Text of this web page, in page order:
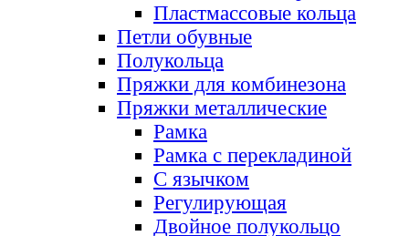
Пластмассовые кольца
Петли обувные
Полукольца
Пряжки для комбинезона
Пряжки металлические
Рамка
Рамка с перекладиной
С язычком
Регулирующая
Двойное полукольцо